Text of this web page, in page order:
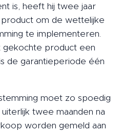
is, heeft hij twee jaar
om de wettelijke
te implementeren.
gekochte product een
de garantieperiode één
moet zo spoedig
twee maanden na
worden gemeld aan